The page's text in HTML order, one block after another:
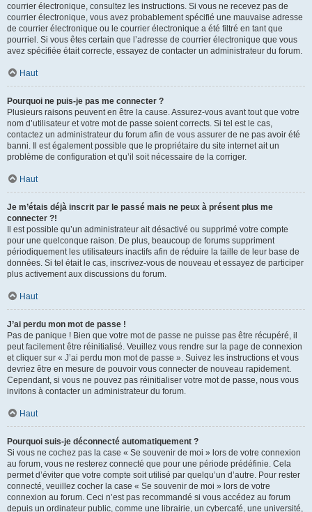
courrier électronique, consultez les instructions. Si vous ne recevez pas de
courrier électronique, vous avez probablement spécifié une mauvaise adresse
de courrier électronique ou le courrier électronique a été filtré en tant que
pourriel. Si vous êtes certain que l’adresse de courrier électronique que vous
avez spécifiée était correcte, essayez de contacter un administrateur du forum.
Haut
Pourquoi ne puis-je pas me connecter ?
Plusieurs raisons peuvent en être la cause. Assurez-vous avant tout que votre
nom d’utilisateur et votre mot de passe soient corrects. Si tel est le cas,
contactez un administrateur du forum afin de vous assurer de ne pas avoir été
banni. Il est également possible que le propriétaire du site internet ait un
problème de configuration et qu’il soit nécessaire de la corriger.
Haut
Je m’étais déjà inscrit par le passé mais ne peux à présent plus me
connecter ?!
Il est possible qu’un administrateur ait désactivé ou supprimé votre compte
pour une quelconque raison. De plus, beaucoup de forums suppriment
périodiquement les utilisateurs inactifs afin de réduire la taille de leur base de
données. Si tel était le cas, inscrivez-vous de nouveau et essayez de participer
plus activement aux discussions du forum.
Haut
J’ai perdu mon mot de passe !
Pas de panique ! Bien que votre mot de passe ne puisse pas être récupéré, il
peut facilement être réinitialisé. Veuillez vous rendre sur la page de connexion
et cliquer sur « J’ai perdu mon mot de passe ». Suivez les instructions et vous
devriez être en mesure de pouvoir vous connecter de nouveau rapidement.
Cependant, si vous ne pouvez pas réinitialiser votre mot de passe, nous vous
invitons à contacter un administrateur du forum.
Haut
Pourquoi suis-je déconnecté automatiquement ?
Si vous ne cochez pas la case « Se souvenir de moi » lors de votre connexion
au forum, vous ne resterez connecté que pour une période prédéfinie. Cela
permet d’éviter que votre compte soit utilisé par quelqu’un d’autre. Pour rester
connecté, veuillez cocher la case « Se souvenir de moi » lors de votre
connexion au forum. Ceci n’est pas recommandé si vous accédez au forum
depuis un ordinateur public, comme une librairie, un cybercafé, une université,